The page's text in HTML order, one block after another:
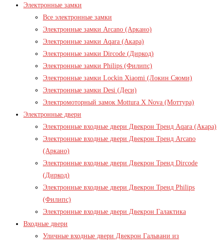
Электронные замки
Все электронные замки
Электронные замки Arcano (Аркано)
Электронные замки Aqara (Акара)
Электронные замки Dircode (Диркод)
Электронные замки Philips (Филипс)
Электронные замки Lockin Xiaomi (Локин Сяоми)
Электронные замки Desi (Деси)
Электромоторный замок Mottura X Nova (Моттура)
Электронные двери
Электронные входные двери Двекрон Тренд Aqara (Акара)
Электронные входные двери Двекрон Тренд Arcano
(Аркано)
Электронные входные двери Двекрон Тренд Dircode
(Диркод)
Электронные входные двери Двекрон Тренд Philips
(Филипс)
Электронные входные двери Двекрон Галактика
Входные двери
Уличные входные двери Двекрон Гальвани из